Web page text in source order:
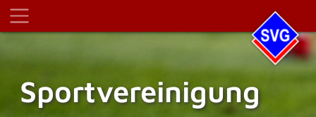
Sportvereinigung